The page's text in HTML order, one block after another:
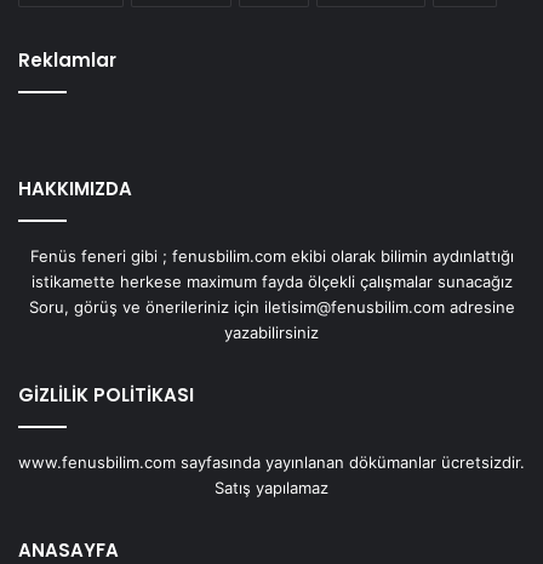
Reklamlar
HAKKIMIZDA
Fenüs feneri gibi ; fenusbilim.com ekibi olarak bilimin aydınlattığı
istikamette herkese maximum fayda ölçekli çalışmalar sunacağız
Soru, görüş ve önerileriniz için iletisim@fenusbilim.com adresine
yazabilirsiniz
GİZLİLİK POLİTİKASI
www.fenusbilim.com sayfasında yayınlanan dökümanlar ücretsizdir.
Satış yapılamaz
ANASAYFA